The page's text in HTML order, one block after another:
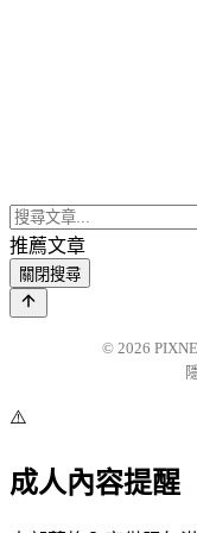
推薦文章
關閉搜尋
© 2026
⚠️
成人內容提醒